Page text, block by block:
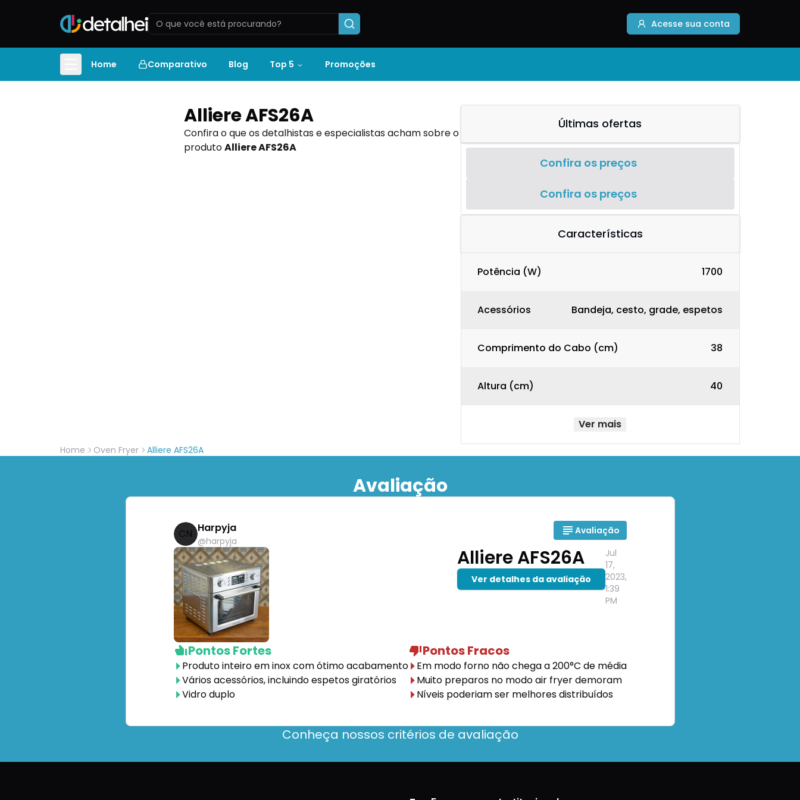
Acesse sua conta
Home Comparativo Blog Top 5 Promoções
Alliere AFS26A
Confira o que os detalhistas e especialistas acham sobre o
produtoAlliere AFS26A
Últimas ofertas
Confira os preços
Confira os preços
Características
Potência (W) 1700
Acessórios Bandeja, cesto, grade, espetos
Comprimento do Cabo (cm) 38
Altura (cm) 40
Ver mais
Home Oven Fryer Alliere AFS26A
Avaliação
CN Harpyja
@harpyja
Avaliação
Alliere AFS26A
Ver detalhes da avaliação
Jul
17,
2023,
1:39
PM
Pontos Fortes
Produto inteiro em inox com ótimo acabamento
Vários acessórios, incluindo espetos giratórios
Vidro duplo
Pontos Fracos
Em modo forno não chega a 200°C de média
Muito preparos no modo air fryer demoram
Níveis poderiam ser melhores distribuídos
Conheça nossos critérios de avaliação